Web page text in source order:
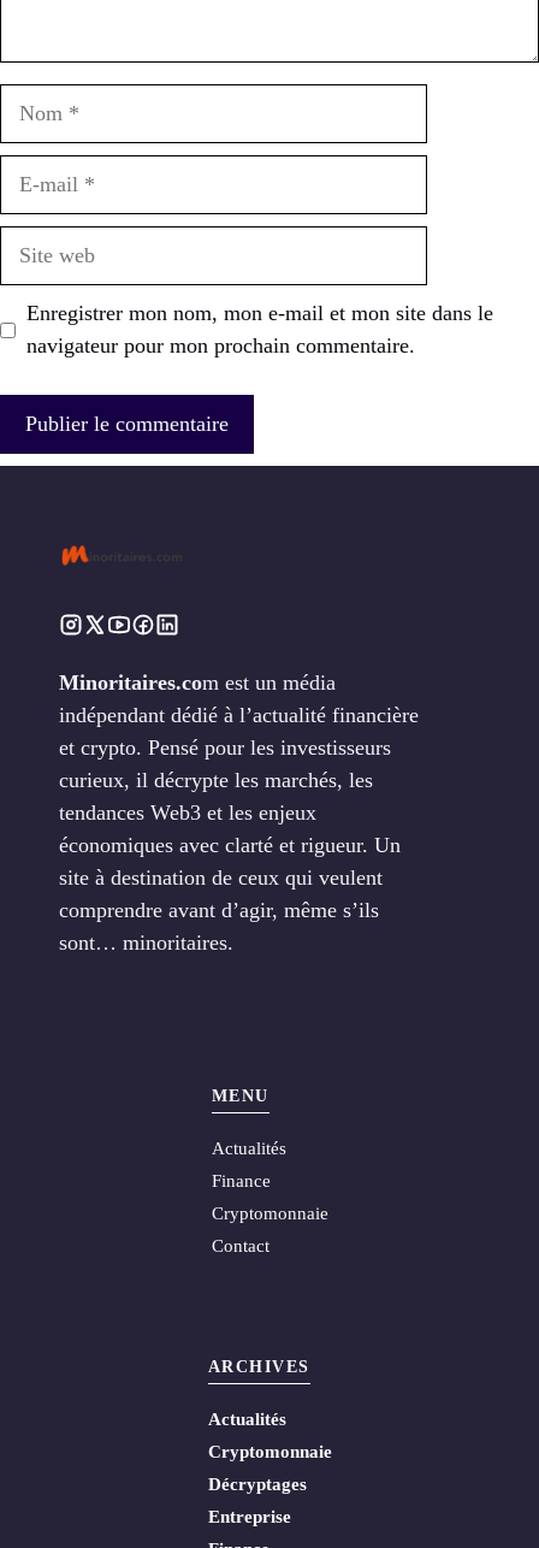
Enregistrer mon nom, mon e-mail et mon site dans le
navigateur pour mon prochain commentaire.
Minoritaires.com est un média
indépendant dédié à l’actualité financière
et crypto. Pensé pour les investisseurs
curieux, il décrypte les marchés, les
tendances Web3 et les enjeux
économiques avec clarté et rigueur. Un
site à destination de ceux qui veulent
comprendre avant d’agir, même s’ils
sont… minoritaires.
MENU
Actualités
Finance
Cryptomonnaie
Contact
ARCHIVES
Actualités
Cryptomonnaie
Décryptages
Entreprise